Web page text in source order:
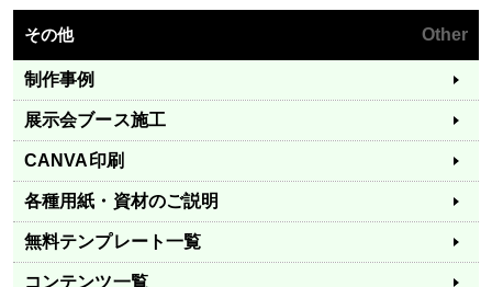
その他 Other
制作事例
展示会ブース施工
CANVA印刷
各種用紙・資材のご説明
無料テンプレート一覧
コンテンツ一覧